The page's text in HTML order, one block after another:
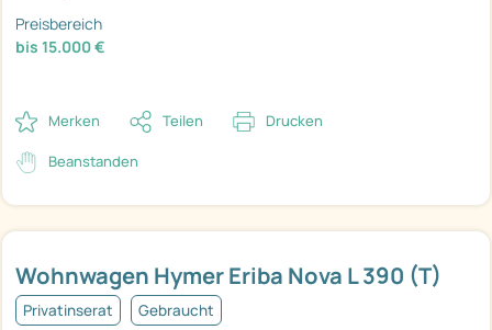
Wohnwagen Hymer Eriba Nova L 390 (T)
Privatinserat Gebraucht
Preisbereich
bis 15.000 €
Merken Teilen Drucken
Beanstanden